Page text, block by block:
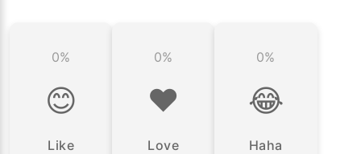
0%
😊
Like
0%
❤️
Love
0%
😂
Haha